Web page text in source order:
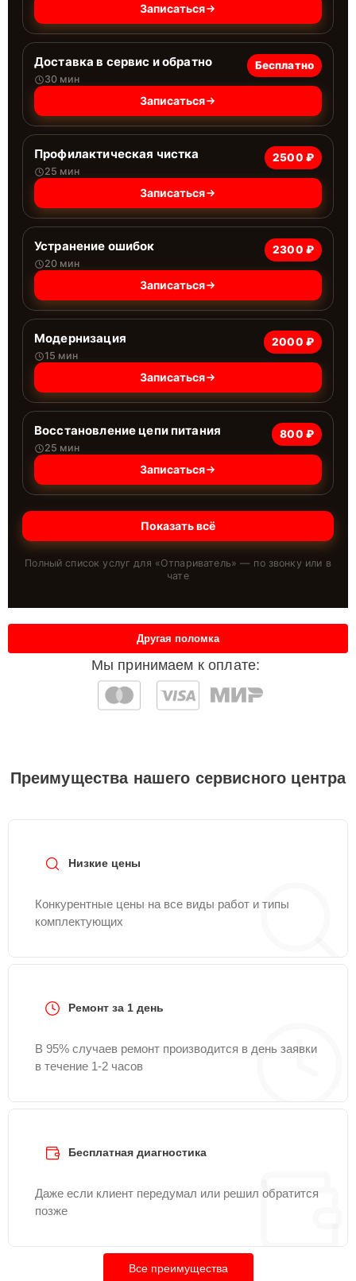
Записаться
Доставка в сервис и обратно
30 мин
Бесплатно
Записаться
Профилактическая чистка
25 мин
2500 ₽
Записаться
Устранение ошибок
20 мин
2300 ₽
Записаться
Модернизация
15 мин
2000 ₽
Записаться
Восстановление цепи питания
25 мин
800 ₽
Записаться
Показать всё
Полный список услуг для «Отпариватель» — по звонку или в
чате
Мы принимаем к оплате:
Другая поломка
Преимущества нашего сервисного центра
Низкие цены
Конкурентные цены на все виды работ и типы
комплектующих
Ремонт за 1 день
В 95% случаев ремонт производится в день заявки
в течение 1-2 часов
Бесплатная диагностика
Даже если клиент передумал или решил обратится
позже
Все преимущества